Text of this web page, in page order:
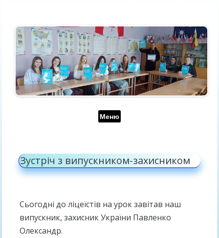
Меню
Зустріч з випускником-захисником
Сьогодні до ліцеїстів на урок завітав наш
випускник, захисник України Павленко
Олександр.